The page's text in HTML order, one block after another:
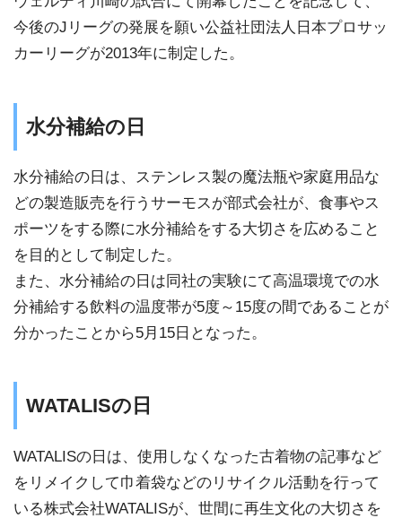
今後のJリーグの発展を願い公益社団法人日本プロサッ
カーリーグが2013年に制定した。
水分補給の日
水分補給の日は、ステンレス製の魔法瓶や家庭用品な
どの製造販売を行うサーモスが部式会社が、食事やス
ポーツをする際に水分補給をする大切さを広めること
を目的として制定した。
また、水分補給の日は同社の実験にて高温環境での水
分補給する飲料の温度帯が5度～15度の間であることが
分かったことから5月15日となった。
WATALISの日
WATALISの日は、使用しなくなった古着物の記事など
をリメイクして巾着袋などのリサイクル活動を行って
いる株式会社WATALISが、世間に再生文化の大切さを